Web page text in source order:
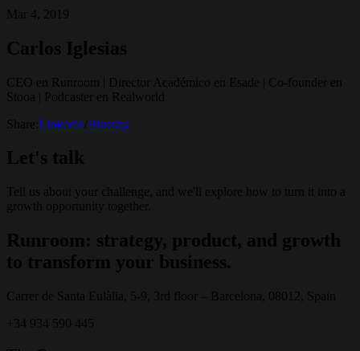
Mar 4, 2019
Carlos Iglesias
CEO en Runroom | Director Académico en Esade | Co-founder en
Stooa | Podcaster en Realworld
Share: Linkedin Bluesky
Let's talk
Tell us about your challenge, and we'll explore how to turn it into a
growth opportunity together.
Runroom: strategy, product, and growth
to transform your business.
Carrer de Santa Eulàlia, 5-9, 3rd floor – Barcelona, 08012, Spain
+34 934 590 445